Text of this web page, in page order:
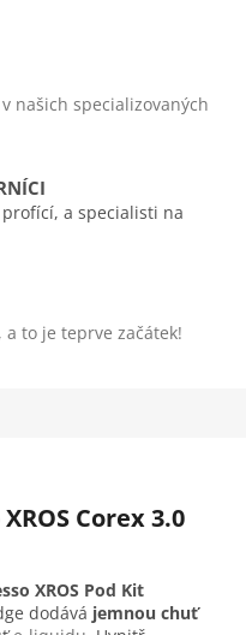
našich specializovaných
a specialisti na
to je teprve začátek!
Corex 3.0
XROS Pod Kit
dodává jemnou chuť